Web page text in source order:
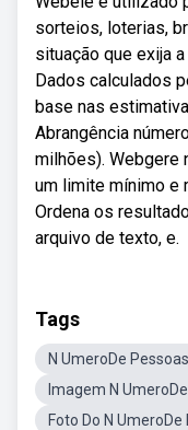
sorteios, loterias,
situação que exija
Dados calculados
base nas
Abrangência
milhões).
um limite mínimo e
Ordena os
arquivo de texto, e.
Tags
N UmeroDe Pessoas
Imagem N
Foto Do N UmeroDe